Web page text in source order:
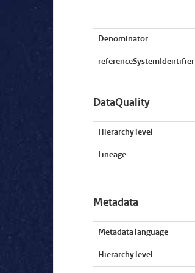
Denominator
referenceSystemIdentifier
DataQuality
Hierarchy level
Lineage
Metadata
Metadata language
Hierarchy level